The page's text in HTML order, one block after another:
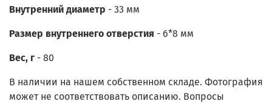
Внутренний диаметр - 33 мм
Размер внутреннего отверстия - 6*8 мм
Вес, г - 80
В наличии на нашем собственном складе. Фотография
может не соответствовать описанию. Вопросы